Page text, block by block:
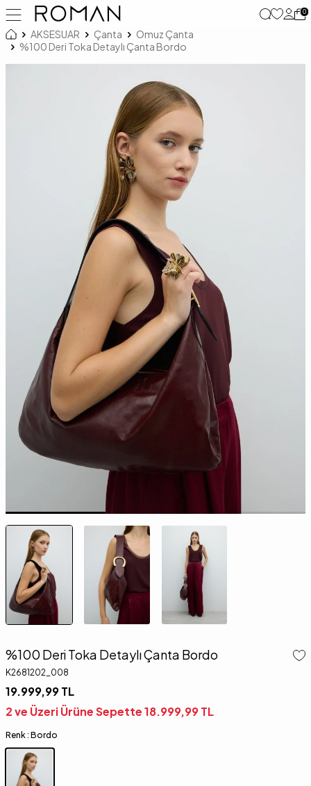
0
AKSESUAR Çanta
Omuz Çanta
%100 Deri Toka Detaylı Çanta Bordo
%100 Deri Toka Detaylı Çanta Bordo
K2681202_008
19.999,99TL
2 ve Üzeri Ürüne Sepette18.999,99TL
Renk : Bordo